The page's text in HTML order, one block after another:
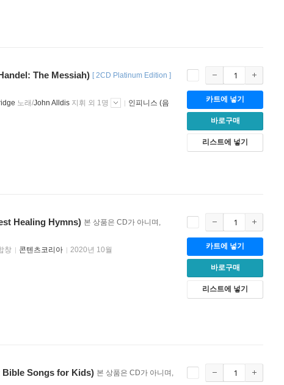
The Messiah) [2CD Platinum Edition ]
노래/John Alldis 지휘 외 1명
인피니스 (음
카트에 넣기
바로구매
리스트에 넣기
Healing Hymns) 본 상품은 CD가 아니며,
창 콘텐츠코리아 2020년 10월 카트에 넣기
바로구매
리스트에 넣기
Bible Songs for Kids) 본 상품은 CD가 아니며,